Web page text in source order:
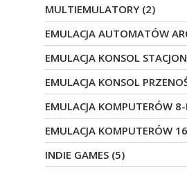
MULTIEMULATORY (2)
EMULACJA AUTOMATÓW
EMULACJA KONSOL
EMULACJA KONSOL
EMULACJA KOMPUTERÓW
EMULACJA KOMPUTERÓW
INDIE GAMES (5)